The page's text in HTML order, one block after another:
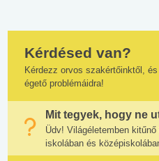
Kérdésed van?
Kérdezz orvos szakértőinktől,
égető problémáidra!
Mit tegyek, hogy ne
Üdv! Világéletemben
iskolában és